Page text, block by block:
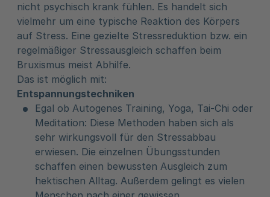
nicht psychisch krank fühlen. Es handelt sich
vielmehr um eine typische Reaktion des Körpers
auf Stress. Eine gezielte Stressreduktion bzw. ein
regelmäßiger Stressausgleich schaffen beim
Bruxismus meist Abhilfe.
Das ist möglich mit:
Entspannungstechniken
Egal ob Autogenes Training, Yoga, Tai-Chi oder
Meditation: Diese Methoden haben sich als
sehr wirkungsvoll für den Stressabbau
erwiesen. Die einzelnen Übungsstunden
schaffen einen bewussten Ausgleich zum
hektischen Alltag. Außerdem gelingt es vielen